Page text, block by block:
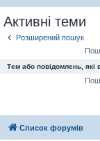
Активні теми
Розширений пошук
Тем або повідомлень, які
Список форумів